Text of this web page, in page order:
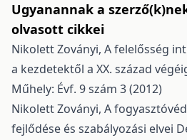
Ugyanannak a
olvasott cikkei
Nikolett Zoványi, A felelősség
a kezdetektől a XX. század
Műhely: Évf. 9 szám 3 (2012)
Nikolett Zoványi, A
fejlődése és szabályozási elvei